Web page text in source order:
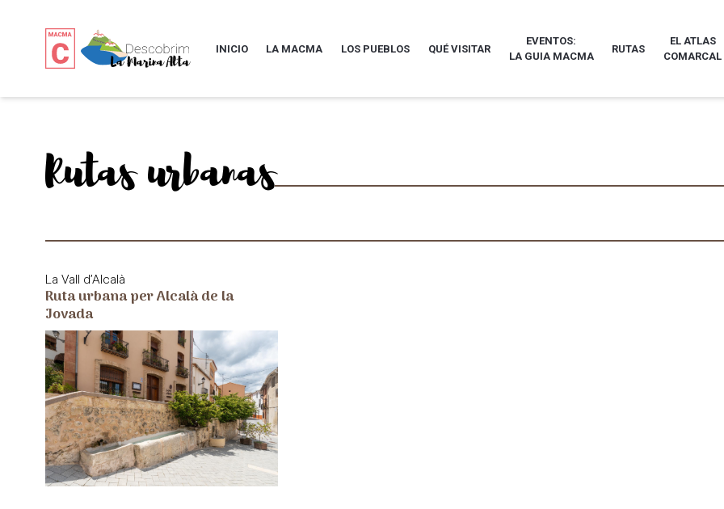
INICIO LA MACMA LOS PUEBLOS QUÉ VISITAR
EVENTOS:
LA GUIA MACMA
RUTAS
EL ATLAS
COMARCAL
Rutas urbanas
La Vall d’Alcalà
Ruta urbana per Alcalà de la
Jovada